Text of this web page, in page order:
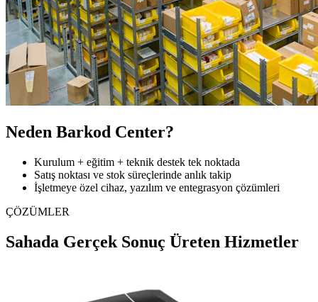
Neden Barkod Center?
Kurulum + eğitim + teknik destek tek noktada
Satış noktası ve stok süreçlerinde anlık takip
İşletmeye özel cihaz, yazılım ve entegrasyon çözümleri
ÇÖZÜMLER
Sahada Gerçek Sonuç Üreten Hizmetler